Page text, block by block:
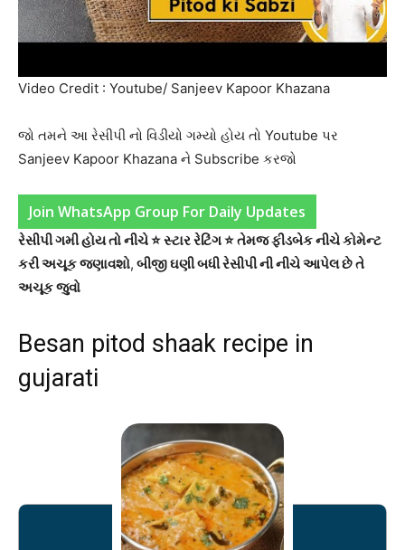
Video Credit : Youtube/ Sanjeev Kapoor Khazana
જો તમને આ રેસીપી નો વિડીયો ગમ્યો હોય તો Youtube પર
Sanjeev Kapoor Khazana ને Subscribe કરજો
Join WhatsApp Group For Daily Updates
રેસીપી ગમી હોય તો નીચે ⭐ સ્ટાર રેટિંગ ⭐ તેમજ ફીડબેક નીચે કોમેન્ટ
કરી અચૂક જણાવશો, બીજી ઘણી બધી રેસીપી ની નીચે આપેલ છે તે
અચૂક જુવો
Besan pitod shaak recipe in
gujarati